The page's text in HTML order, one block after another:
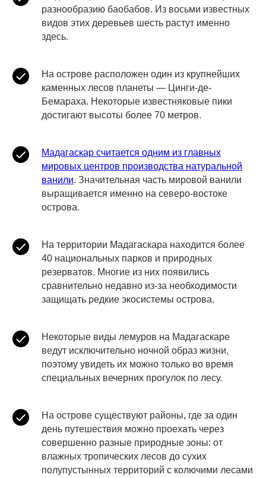
разнообразию баобабов. Из восьми известных
видов этих деревьев шесть растут именно
здесь.
На острове расположен один из крупнейших
каменных лесов планеты — Цинги-де-
Бемараха. Некоторые известняковые пики
достигают высоты более 70 метров.
Мадагаскар считается одним из главных
мировых центров производства натуральной
ванили. Значительная часть мировой ванили
выращивается именно на северо-востоке
острова.
На территории Мадагаскара находится более
40 национальных парков и природных
резерватов. Многие из них появились
сравнительно недавно из-за необходимости
защищать редкие экосистемы острова.
Некоторые виды лемуров на Мадагаскаре
ведут исключительно ночной образ жизни,
поэтому увидеть их можно только во время
специальных вечерних прогулок по лесу.
На острове существуют районы, где за один
день путешествия можно проехать через
совершенно разные природные зоны: от
влажных тропических лесов до сухих
полупустынных территорий с колючими лесами